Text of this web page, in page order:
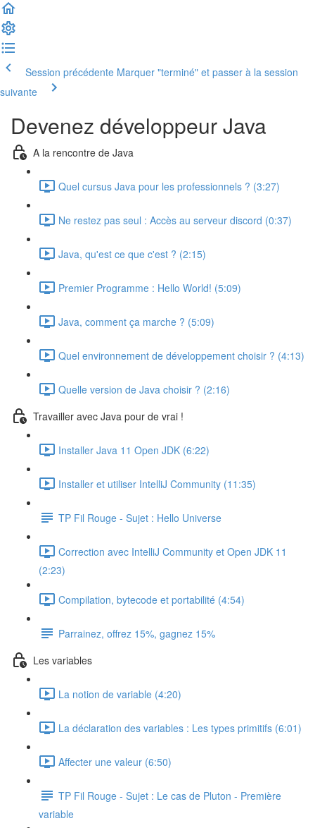
Session précédente Marquer "terminé" et passer à la session
suivante
Devenez développeur Java
A la rencontre de Java
Quel cursus Java pour les professionnels ? (3:27)
Ne restez pas seul : Accès au serveur discord (0:37)
Java, qu'est ce que c'est ? (2:15)
Premier Programme : Hello World! (5:09)
Java, comment ça marche ? (5:09)
Quel environnement de développement choisir ? (4:13)
Quelle version de Java choisir ? (2:16)
Travailler avec Java pour de vrai !
Installer Java 11 Open JDK (6:22)
Installer et utiliser IntelliJ Community (11:35)
TP Fil Rouge - Sujet : Hello Universe
Correction avec IntelliJ Community et Open JDK 11
(2:23)
Compilation, bytecode et portabilité (4:54)
Parrainez, offrez 15%, gagnez 15%
Les variables
La notion de variable (4:20)
La déclaration des variables : Les types primitifs (6:01)
Affecter une valeur (6:50)
TP Fil Rouge - Sujet : Le cas de Pluton - Première
variable